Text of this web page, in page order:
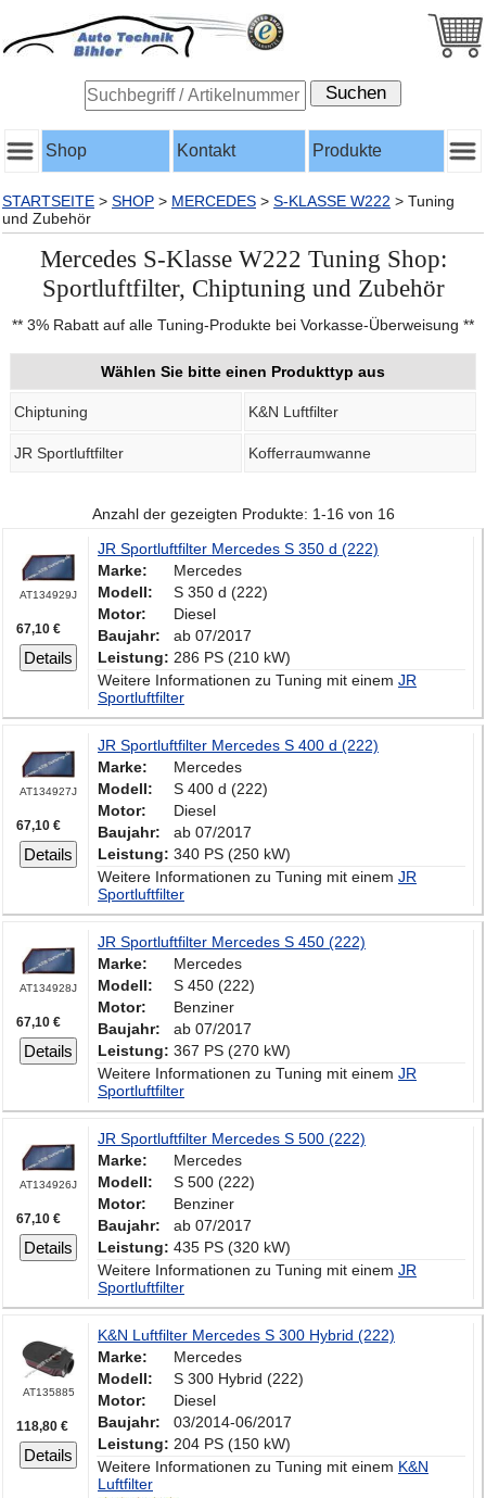
Shop Kontakt Produkte
STARTSEITE > SHOP > MERCEDES > S-KLASSE W222 > Tuning
und Zubehör
Mercedes S-Klasse W222 Tuning Shop:
Sportluftfilter, Chiptuning und Zubehör
** 3% Rabatt auf alle Tuning-Produkte bei Vorkasse-Überweisung **
Wählen Sie bitte einen Produkttyp aus
Chiptuning K&N Luftfilter
JR Sportluftfilter Kofferraumwanne
Anzahl der gezeigten Produkte: 1-16 von 16
AT134929J
67,10 €
Details
JR Sportluftfilter Mercedes S 350 d (222)
Marke:
Mercedes
Modell:
S 350 d (222)
Motor:
Diesel
Baujahr:
ab 07/2017
Leistung: 286 PS (210 kW)
Weitere Informationen zu Tuning mit einem JR
Sportluftfilter
AT134927J
67,10 €
Details
JR Sportluftfilter Mercedes S 400 d (222)
Marke:
Mercedes
Modell:
S 400 d (222)
Motor:
Diesel
Baujahr:
ab 07/2017
Leistung: 340 PS (250 kW)
Weitere Informationen zu Tuning mit einem JR
Sportluftfilter
AT134928J
67,10 €
Details
JR Sportluftfilter Mercedes S 450 (222)
Marke:
Mercedes
Modell:
S 450 (222)
Motor:
Benziner
Baujahr:
ab 07/2017
Leistung: 367 PS (270 kW)
Weitere Informationen zu Tuning mit einem JR
Sportluftfilter
AT134926J
67,10 €
Details
JR Sportluftfilter Mercedes S 500 (222)
Marke:
Mercedes
Modell:
S 500 (222)
Motor:
Benziner
Baujahr:
ab 07/2017
Leistung: 435 PS (320 kW)
Weitere Informationen zu Tuning mit einem JR
Sportluftfilter
AT135885
118,80 €
Details
K&N Luftfilter Mercedes S 300 Hybrid (222)
Marke:
Mercedes
Modell:
S 300 Hybrid (222)
Motor:
Diesel
Baujahr:
03/2014-06/2017
Leistung: 204 PS (150 kW)
Weitere Informationen zu Tuning mit einem K&N
Luftfilter